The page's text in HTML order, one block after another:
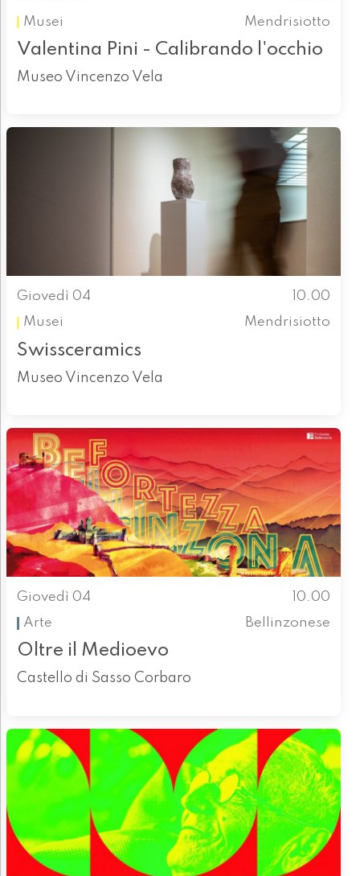
Musei
Mendrisiotto
Valentina Pini - Calibrando l'occhio
Museo Vincenzo Vela
Giovedì 04
10.00
Musei
Mendrisiotto
Swissceramics
Museo Vincenzo Vela
Giovedì 04
10.00
Arte
Bellinzonese
Oltre il Medioevo
Castello di Sasso Corbaro